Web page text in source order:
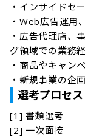
・インサイドセ
・Web広告運用
・広告代理店、
グ領域での業務
・商品やキャン
・新規事業の企
選考プロセス
[1] 書類選考
[2] 一次面接